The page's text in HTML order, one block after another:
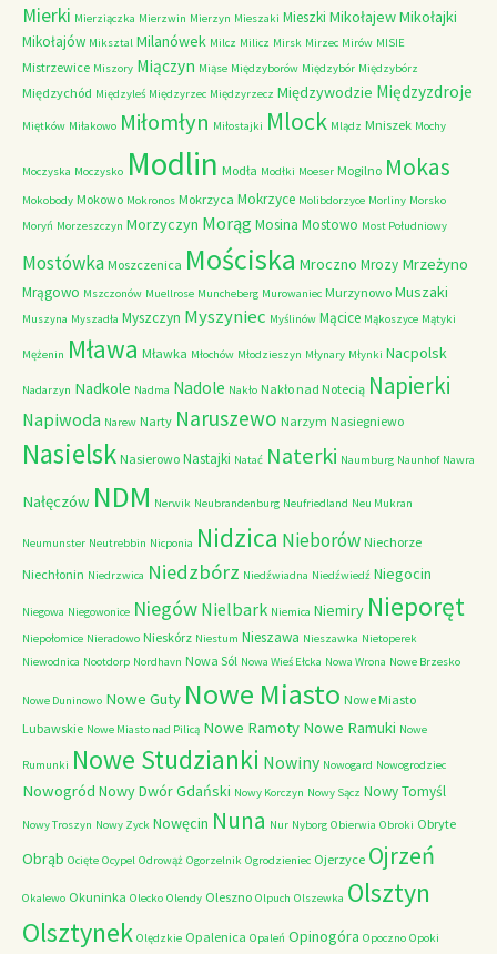
Mierki Mierziączka Mierzwin Mierzyn Mieszaki Mieszki MikołajewMikołajki
Mikołajów Miksztal Milanówek Milcz Milicz Mirsk Mirzec Mirów MISIE
Mistrzewice Miszory Miączyn Miąse Międzyborów Międzybór Międzybórz
Międzychód Międzyleś Międzyrzec Międzyrzecz Międzywodzie Międzyzdroje
Miętków Miłakowo Miłomłyn Miłostajki Mlock Mlądz Mniszek Mochy
Moczyska Moczysko Modlin Modła Modłki Moeser Mogilno Mokas
Mokobody Mokowo Mokronos Mokrzyca Mokrzyce Molibdorzyce Morliny Morsko
Moryń Morzeszczyn Morzyczyn MorągMosina Mostowo Most Południowy
Mostówka Moszczenica Mościska Mroczno Mrozy Mrzeżyno
Mrągowo Mszczonów Muellrose Muncheberg Murowaniec Murzynowo Muszaki
Muszyna Myszadła Myszczyn Myszyniec Myślinów Mącice Mąkoszyce Mątyki
Mężenin Mława Mławka Młochów Młodzieszyn Młynary Młynki Nacpolsk
Nadarzyn Nadkole Nadma Nadole Nakło Nakło nad Notecią Napierki
Napiwoda Narew Narty Naruszewo Narzym Nasiegniewo
Nasielsk Nasierowo Nastajki Natać Naterki Naumburg Naunhof Nawra
Nałęczów NDM Nerwik Neubrandenburg Neufriedland Neu Mukran
Neumunster Neutrebbin Nicponia Nidzica Nieborów Niechorze
Niechłonin Niedrzwica Niedzbórz Niedźwiadna Niedźwiedź Niegocin
Niegowa Niegowonice Niegów Nielbark Niemica Niemiry Nieporęt
Niepołomice Nieradowo Nieskórz Niestum Nieszawa Nieszawka Nietoperek
Niewodnica Nootdorp Nordhavn Nowa Sól Nowa Wieś Ełcka Nowa Wrona Nowe Brzesko
Nowe Duninowo Nowe Guty Nowe Miasto Nowe Miasto
Lubawskie Nowe Miasto nad Pilicą Nowe Ramoty Nowe Ramuki Nowe
Rumunki Nowe Studzianki Nowiny Nowogard Nowogrodziec
Nowogród Nowy Dwór Gdański Nowy Korczyn Nowy Sącz Nowy Tomyśl
Nowy Troszyn Nowy Zyck Nowęcin Nuna Nur Nyborg Obierwia Obroki Obryte
Obrąb Ocięte Ocypel Odrowąż Ogorzelnik Ogrodzieniec Ojerzyce Ojrzeń
Okalewo Okuninka Olecko Olendy Oleszno Olpuch Olszewka Olsztyn
Olsztynek Olędzkie Opalenica Opaleń Opinogóra Opoczno Opoki